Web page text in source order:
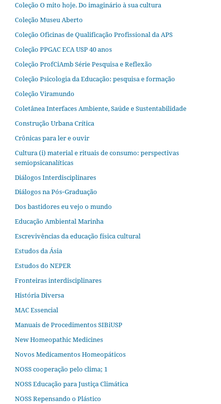
Coleção O mito hoje. Do imaginário à sua cultura
Coleção Museu Aberto
Coleção Oficinas de Qualificação Profissional da APS
Coleção PPGAC ECA USP 40 anos
Coleção ProfCiAmb Série Pesquisa e Reflexão
Coleção Psicologia da Educação: pesquisa e formação
Coleção Viramundo
Coletânea Interfaces Ambiente, Saúde e Sustentabilidade
Construção Urbana Crítica
Crônicas para ler e ouvir
Cultura (i) material e rituais de consumo: perspectivas
semiopsicanalíticas
Diálogos Interdisciplinares
Diálogos na Pós‐Graduação
Dos bastidores eu vejo o mundo
Educação Ambiental Marinha
Escrevivências da educação física cultural
Estudos da Ásia​
Estudos do NEPER
Fronteiras interdisciplinares
História Diversa
MAC Essencial
Manuais de Procedimentos SIBiUSP
New Homeopathic Medicines
Novos Medicamentos Homeopáticos
NOSS cooperação pelo clima; 1
NOSS Educação para Justiça Climática
NOSS Repensando o Plástico